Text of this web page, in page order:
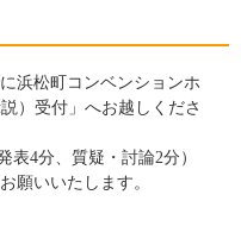
浜松町コンベンションホ
）受付」へお越しくださ
表4分、質疑・討論2分）
願いいたします。